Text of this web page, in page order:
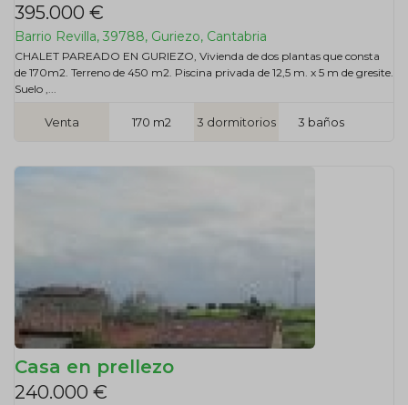
395.000 €
Barrio Revilla, 39788, Guriezo, Cantabria
CHALET PAREADO EN GURIEZO, Vivienda de dos plantas que consta
de 170m2. Terreno de 450 m2. Piscina privada de 12,5 m. x 5 m de gresite.
Suelo ,...
Venta 170 m2 3 dormitorios 3 baños
Casa en prellezo
240.000 €